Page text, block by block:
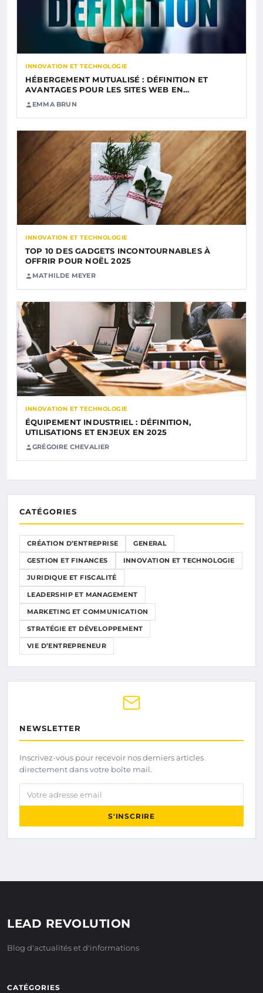
INNOVATION ET TECHNOLOGIE
HÉBERGEMENT MUTUALISÉ : DÉFINITION ET
AVANTAGES POUR LES SITES WEB EN…
EMMA BRUN
INNOVATION ET TECHNOLOGIE
TOP 10 DES GADGETS INCONTOURNABLES À
OFFRIR POUR NOËL 2025
MATHILDE MEYER
INNOVATION ET TECHNOLOGIE
ÉQUIPEMENT INDUSTRIEL : DÉFINITION,
UTILISATIONS ET ENJEUX EN 2025
GRÉGOIRE CHEVALIER
CATÉGORIES
CRÉATION D’ENTREPRISE GENERAL
GESTION ET FINANCES INNOVATION ET TECHNOLOGIE
JURIDIQUE ET FISCALITÉ
LEADERSHIP ET MANAGEMENT
MARKETING ET COMMUNICATION
STRATÉGIE ET DÉVELOPPEMENT
VIE D’ENTREPRENEUR
NEWSLETTER
Inscrivez-vous pour recevoir nos derniers articles
directement dans votre boîte mail.
Votre adresse email
S'INSCRIRE
LEAD REVOLUTION
Blog d'actualités et d'informations
CATÉGORIES